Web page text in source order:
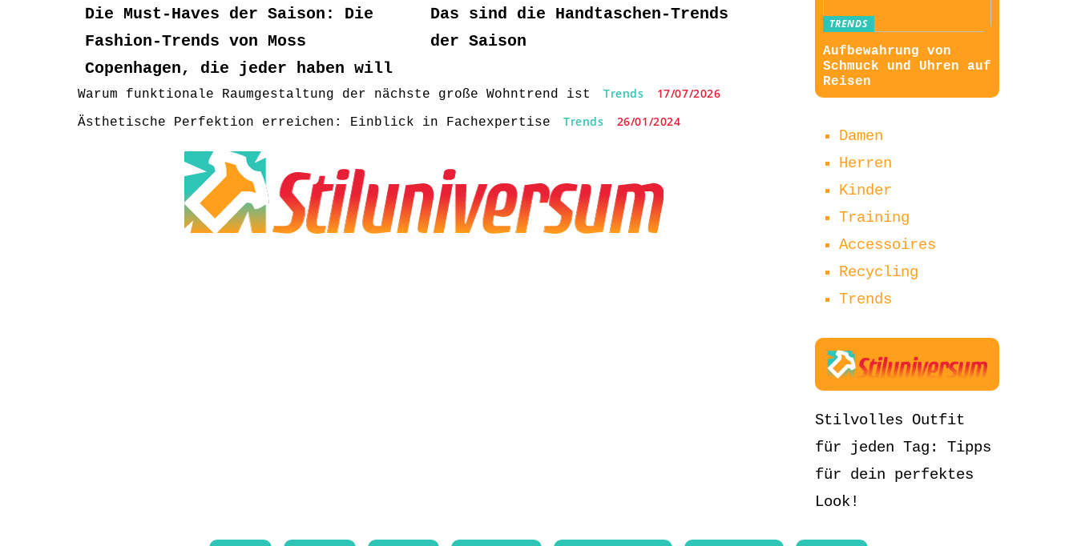
Die Must-Haves der Saison: Die
Fashion-Trends von Moss
Copenhagen, die jeder haben will
Das sind die Handtaschen-Trends
der Saison
Warum funktionale Raumgestaltung der nächste große Wohntrend ist Trends 17/07/2026
Ästhetische Perfektion erreichen: Einblick in Fachexpertise Trends 26/01/2024
TRENDS
Aufbewahrung von
Schmuck und Uhren auf
Reisen
Damen
Herren
Kinder
Training
Accessoires
Recycling
Trends
Stilvolles Outfit
für jeden Tag: Tipps
für dein perfektes
Look!